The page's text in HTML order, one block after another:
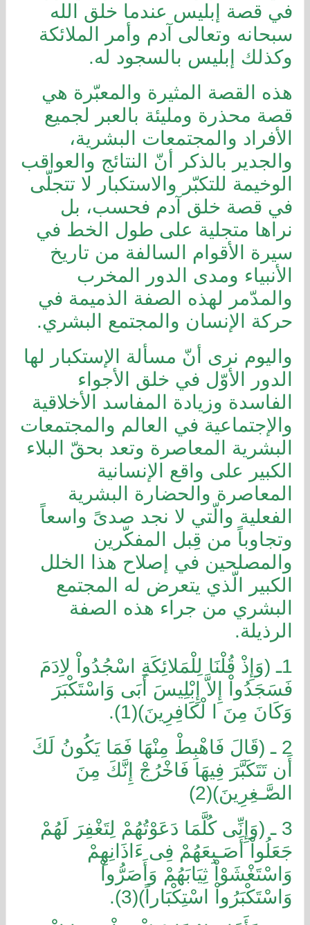
في قصة إبليس عندما خلق الله
سبحانه وتعالى آدم وأمر الملائكة
وكذلك إبليس بالسجود له.
هذه القصة المثيرة والمعبّرة هي
قصة محذرة ومليئة بالعبر لجميع
الأفراد والمجتمعات البشرية،
والجدير بالذكر أنّ النتائج والعواقب
الوخيمة للتكبّر والاستكبار لا تتجلّى
في قصة خلق آدم فحسب، بل
نراها متجلية على طول الخط في
سيرة الأقوام السالفة من تاريخ
الأنبياء ومدى الدور المخرب
والمدّمر لهذه الصفة الذميمة في
حركة الإنسان والمجتمع البشري.
واليوم نرى أنّ مسألة الإستكبار لها
الدور الأوّل في خلق الأجواء
الفاسدة وزيادة المفاسد الأخلاقية
والإجتماعية في العالم والمجتمعات
البشرية المعاصرة وتعد بحقّ البلاء
الكبير على واقع الإنسانية
المعاصرة والحضارة البشرية
الفعلية والّتي لا نجد صدىً واسعاً
وتجاوباً من قِبل المفكّرين
والمصلحين في إصلاح هذا الخلل
الكبير الّذي يتعرض له المجتمع
البشري من جراء هذه الصفة
الرذيلة.
1ـ (وَإِذْ قُلْنَا لِلْمَلائِكَةِ اسْجُدُواْ لاِدَمَ
فَسَجَدُواْ إِلاَّ إِبْلِيسَ أَبَى وَاسْتَكْبَرَ
وَكَانَ مِنَ ا لْكَافِرِينَ)(1).
2 ـ (قَالَ فَاهْبِطْ مِنْهَا فَمَا يَكُونُ لَكَ
أَن تَتَكَبَّرَ فِيهَا فَاخْرُجْ إِنَّكَ مِنَ
الصَّـغِرِينَ)(2)
3 ـ (وَإِنِّى كُلَّمَا دَعَوْتُهُمْ لِتَغْفِرَ لَهُمْ
جَعَلُواْ أَصَـبِعَهُمْ فِى ءَاذَانِهِمْ
وَاسْتَغْشَوْاْ ثِيَابَهُمْ وَأَصَرُّواْ
وَاسْتَكْبَرُواْ اسْتِكْبَاراً)(3).